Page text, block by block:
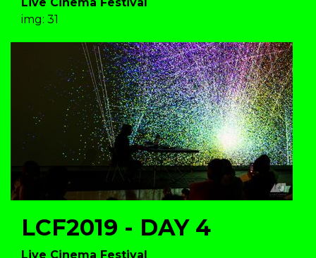
img: 31
LCF2019 - DAY 4
Live Cinema Festival